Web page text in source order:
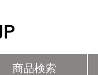
商品検索